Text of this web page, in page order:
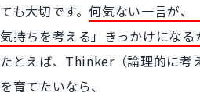
ても大切です。 何気ない一言が、
気持ちを考える」きっかけになる
たとえば、Thinker（論理的に考
を育てたいなら、